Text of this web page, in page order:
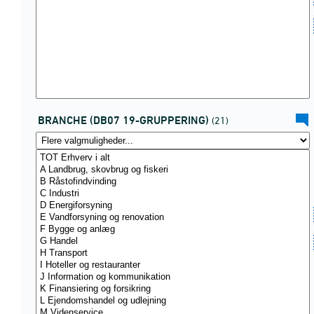
BRANCHE (DB07 19-GRUPPERING) (21)